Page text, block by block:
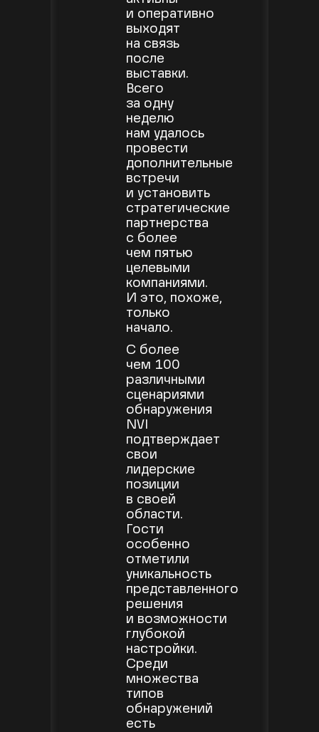
и оперативно
выходят
на связь
после
выставки.
Всего
за одну
неделю
нам удалось
провести
дополнительные
встречи
и установить
стратегические
партнерства
с более
чем пятью
целевыми
компаниями.
И это, похоже,
только
начало.
С более
чем 100
различными
сценариями
обнаружения
NVI
подтверждает
свои
лидерские
позиции
в своей
области.
Гости
особенно
отметили
уникальность
представленного
решения
и возможности
глубокой
настройки.
Среди
множества
типов
обнаружений
есть